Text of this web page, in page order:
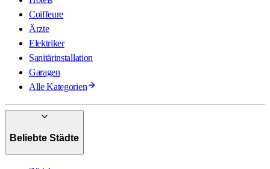
Coiffeure
Ärzte
Elektriker
Sanitärinstallation
Garagen
Alle Kategorien
Beliebte Städte